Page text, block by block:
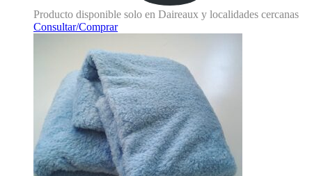
Producto disponible solo en Daireaux y localidades cercanas
Consultar/Comprar